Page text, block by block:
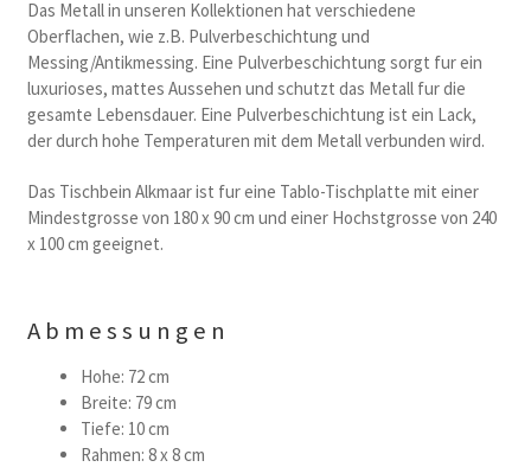
Das Metall in unseren Kollektionen hat verschiedene
Oberflachen, wie z.B. Pulverbeschichtung und
Messing/Antikmessing. Eine Pulverbeschichtung sorgt fur ein
luxurioses, mattes Aussehen und schutzt das Metall fur die
gesamte Lebensdauer. Eine Pulverbeschichtung ist ein Lack,
der durch hohe Temperaturen mit dem Metall verbunden wird.
Das Tischbein Alkmaar ist fur eine Tablo-Tischplatte mit einer
Mindestgrosse von 180 x 90 cm und einer Hochstgrosse von 240
x 100 cm geeignet.
Abmessungen
Hohe: 72 cm
Breite: 79 cm
Tiefe: 10 cm
Rahmen: 8 x 8 cm